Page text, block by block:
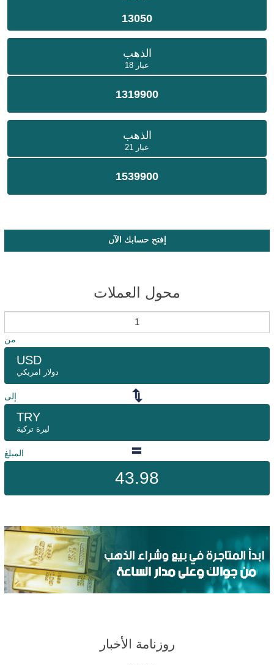
13050
الذهب
عيار 18
1319900
الذهب
عيار 21
1539900
إفتح حسابك الآن
محول العملات
من
USD
دولار امريكي
إلى
TRY
ليرة تركية
المبلغ
43.98
روزنامة الأخبار